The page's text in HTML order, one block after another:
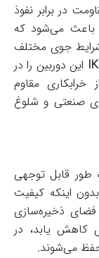
در برابر نفوذ
باعث می‌شود که
جوی مختلف
این دوربین را در
مقاوم
صنعتی و شلوغ
طور قابل توجهی
اینکه کیفیت
ذخیره‌سازی
کاهش یابد، در
می‌شوند.